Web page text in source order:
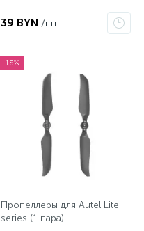
39 BYN /шт
-18%
Пропеллеры для Autel Lite
series (1 пара)